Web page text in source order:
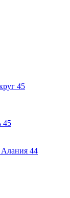
45
45
44